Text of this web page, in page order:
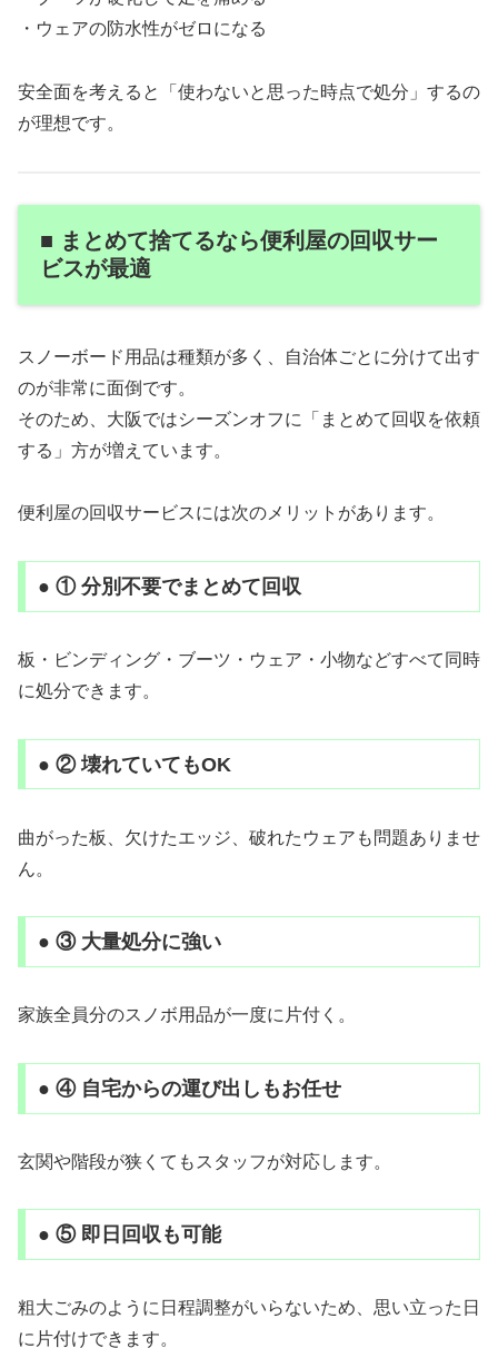
・ウェアの防水性がゼロになる
安全面を考えると「使わないと思った時点で処分」するの
が理想です。
■ まとめて捨てるなら便利屋の回収サー
ビスが最適
スノーボード用品は種類が多く、自治体ごとに分けて出す
のが非常に面倒です。
そのため、大阪ではシーズンオフに「まとめて回収を依頼
する」方が増えています。
便利屋の回収サービスには次のメリットがあります。
● ① 分別不要でまとめて回収
板・ビンディング・ブーツ・ウェア・小物などすべて同時
に処分できます。
● ② 壊れていてもOK
曲がった板、欠けたエッジ、破れたウェアも問題ありませ
ん。
● ③ 大量処分に強い
家族全員分のスノボ用品が一度に片付く。
● ④ 自宅からの運び出しもお任せ
玄関や階段が狭くてもスタッフが対応します。
● ⑤ 即日回収も可能
粗大ごみのように日程調整がいらないため、思い立った日
に片付けできます。